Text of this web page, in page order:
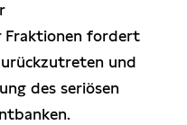
fordert
und
des seriösen